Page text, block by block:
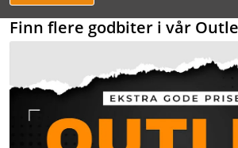
Finn flere godbiter i vår